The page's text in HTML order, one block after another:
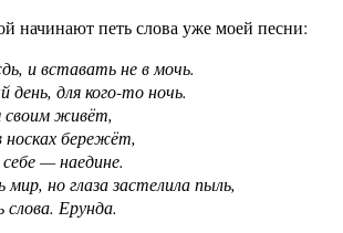
начинают петь слова уже моей песни:
и вставать не в мочь.
день, для кого-то ночь.
живёт,
бережёт,
— наедине.
но глаза застелила пыль,
Ерунда.